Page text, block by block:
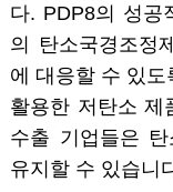
다. PDP8의 성공
의 탄소국경조정
에 대응할 수 있
활용한 저탄소 제
수출 기업들은
유지할 수 있습니